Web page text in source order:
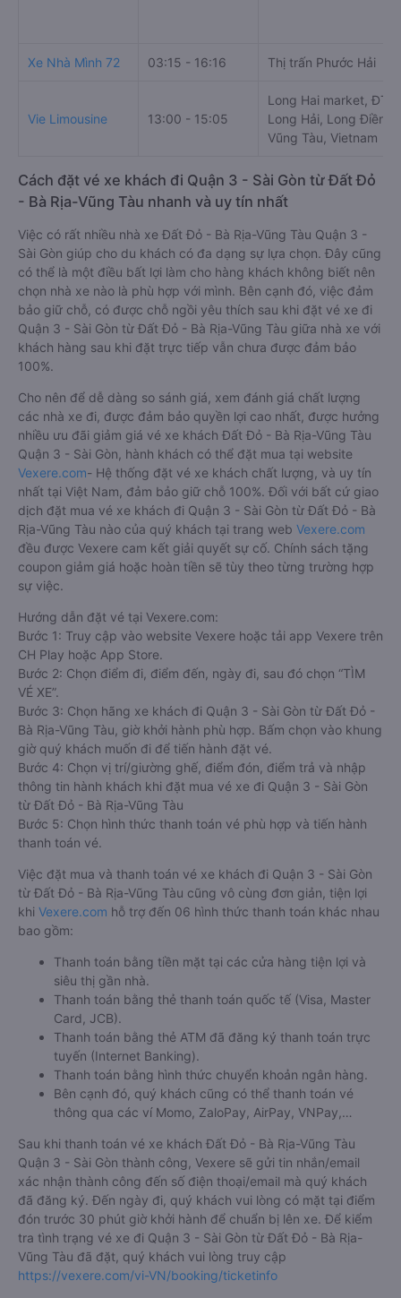
Xe Nhà Mình 72 03:15 - 16:16 Thị trấn Phước Hải
Vie Limousine 13:00 - 15:05
Long Hai market,
Long Hải, Long Điền,
Vũng Tàu, Vietnam
Cách đặt vé xe khách đi Quận 3 - Sài Gòn từ Đất Đỏ
- Bà Rịa-Vũng Tàu nhanh và uy tín nhất
Việc có rất nhiều nhà xe Đất Đỏ - Bà Rịa-Vũng Tàu Quận 3 -
Sài Gòn giúp cho du khách có đa dạng sự lựa chọn. Đây cũng
có thể là một điều bất lợi làm cho hàng khách không biết nên
chọn nhà xe nào là phù hợp với mình. Bên cạnh đó, việc đảm
bảo giữ chỗ, có được chỗ ngồi yêu thích sau khi đặt vé xe đi
Quận 3 - Sài Gòn từ Đất Đỏ - Bà Rịa-Vũng Tàu giữa nhà xe với
khách hàng sau khi đặt trực tiếp vẫn chưa được đảm bảo
100%.
Cho nên để dễ dàng so sánh giá, xem đánh giá chất lượng
các nhà xe đi, được đảm bảo quyền lợi cao nhất, được hưởng
nhiều ưu đãi giảm giá vé xe khách Đất Đỏ - Bà Rịa-Vũng Tàu
Quận 3 - Sài Gòn, hành khách có thể đặt mua tại website
Vexere.com- Hệ thống đặt vé xe khách chất lượng, và uy tín
nhất tại Việt Nam, đảm bảo giữ chỗ 100%. Đối với bất cứ giao
dịch đặt mua vé xe khách đi Quận 3 - Sài Gòn từ Đất Đỏ - Bà
Rịa-Vũng Tàu nào của quý khách tại trang web Vexere.com
đều được Vexere cam kết giải quyết sự cố. Chính sách tặng
coupon giảm giá hoặc hoàn tiền sẽ tùy theo từng trường hợp
sự việc.
Hướng dẫn đặt vé tại Vexere.com:
Bước 1: Truy cập vào website Vexere hoặc tải app Vexere trên
CH Play hoặc App Store.
Bước 2: Chọn điểm đi, điểm đến, ngày đi, sau đó chọn “TÌM
VÉ XE”.
Bước 3: Chọn hãng xe khách đi Quận 3 - Sài Gòn từ Đất Đỏ -
Bà Rịa-Vũng Tàu, giờ khởi hành phù hợp. Bấm chọn vào khung
giờ quý khách muốn đi để tiến hành đặt vé.
Bước 4: Chọn vị trí/giường ghế, điểm đón, điểm trả và nhập
thông tin hành khách khi đặt mua vé xe đi Quận 3 - Sài Gòn
từ Đất Đỏ - Bà Rịa-Vũng Tàu
Bước 5: Chọn hình thức thanh toán vé phù hợp và tiến hành
thanh toán vé.
Việc đặt mua và thanh toán vé xe khách đi Quận 3 - Sài Gòn
từ Đất Đỏ - Bà Rịa-Vũng Tàu cũng vô cùng đơn giản, tiện lợi
khi Vexere.com hỗ trợ đến 06 hình thức thanh toán khác nhau
bao gồm:
Thanh toán bằng tiền mặt tại các cửa hàng tiện lợi và
siêu thị gần nhà.
Thanh toán bằng thẻ thanh toán quốc tế (Visa, Master
Card, JCB).
Thanh toán bằng thẻ ATM đã đăng ký thanh toán trực
tuyến (Internet Banking).
Thanh toán bằng hình thức chuyển khoản ngân hàng.
Bên cạnh đó, quý khách cũng có thể thanh toán vé
thông qua các ví Momo, ZaloPay, AirPay, VNPay,…
Sau khi thanh toán vé xe khách Đất Đỏ - Bà Rịa-Vũng Tàu
Quận 3 - Sài Gòn thành công, Vexere sẽ gửi tin nhắn/email
xác nhận thành công đến số điện thoại/email mà quý khách
đã đăng ký. Đến ngày đi, quý khách vui lòng có mặt tại điểm
đón trước 30 phút giờ khởi hành để chuẩn bị lên xe. Để kiểm
tra tình trạng vé xe đi Quận 3 - Sài Gòn từ Đất Đỏ - Bà Rịa-
Vũng Tàu đã đặt, quý khách vui lòng truy cập
https://vexere.com/vi-VN/booking/ticketinfo